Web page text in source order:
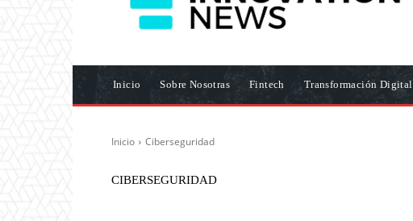
Inicio Sobre Nosotras Fintech Transformación Digital
Inicio Ciberseguridad
CIBERSEGURIDAD